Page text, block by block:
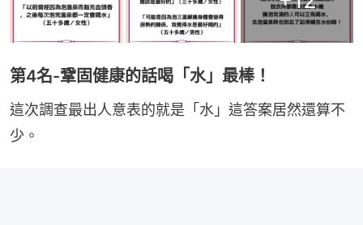
第4名-鞏固健康的話喝「水」最棒！
這次調查最出人意表的就是「水」這答案居然還算不
少。